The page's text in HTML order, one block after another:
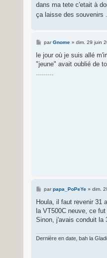
dans ma tete c'etait à
ça laisse des souvenirs
M
s
s
a
parGnome» dim. 29 juin
le jour où je suis allé
"jeune" avait oublié de
.........
M
s
a
g
parpapa_PoPeYe» dim.
Houla, il faut revenir 31
la VT500C neuve, ce
Sinon, j'avais conduit la
Dernière en date, bah la